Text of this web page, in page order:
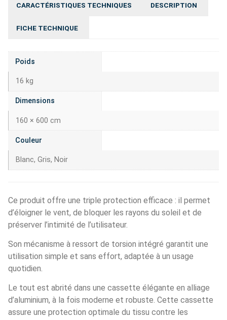
CARACTÉRISTIQUES TECHNIQUES DESCRIPTION
FICHE TECHNIQUE
Poids
16 kg
Dimensions
160 × 600 cm
Couleur
Blanc, Gris, Noir
Ce produit offre une triple protection efficace : il permet
d’éloigner le vent, de bloquer les rayons du soleil et de
préserver l’intimité de l’utilisateur.
Son mécanisme à ressort de torsion intégré garantit une
utilisation simple et sans effort, adaptée à un usage
quotidien.
Le tout est abrité dans une cassette élégante en alliage
d’aluminium, à la fois moderne et robuste. Cette cassette
assure une protection optimale du tissu contre les